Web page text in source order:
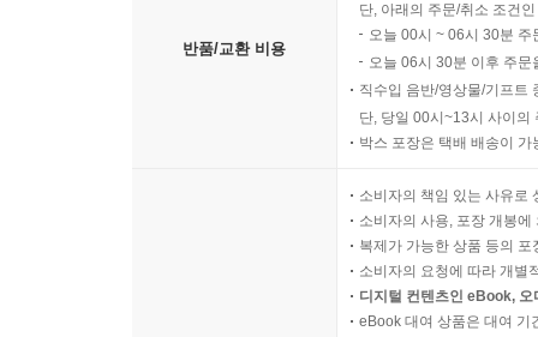
반품/교환 비용
단, 아래의 주문/취소 조건
오늘 00시 ~ 06시 30분
오늘 06시 30분 이후 주
직수입 음반/영상물/기프트
단, 당일 00시~13시 사이의
박스 포장은 택배 배송이
소비자의 책임 있는 사유로
소비자의 사용, 포장 개봉
복제가 가능한 상품 등의
소비자의 요청에 따라 개별
디지털 컨텐츠인 eBook,
eBook 대여 상품은 대여 기